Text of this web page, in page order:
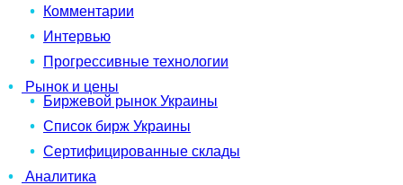
Комментарии
Интервью
Прогрессивные технологии
Рынок и цены
Биржевой рынок Украины
Список бирж Украины
Сертифицированные склады
Аналитика